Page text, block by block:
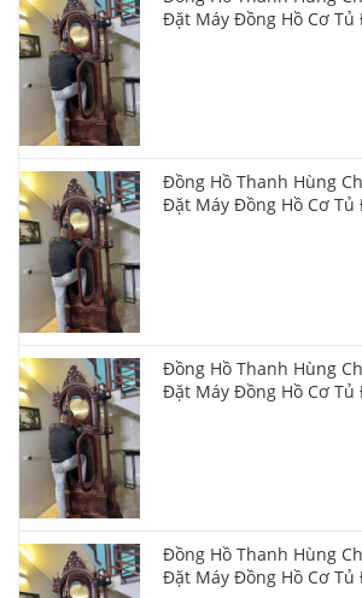
Đặt Máy Đồng Hồ Cơ Tủ
Đồng Hồ Thanh Hùng
Đặt Máy Đồng Hồ Cơ Tủ
Đồng Hồ Thanh Hùng
Đặt Máy Đồng Hồ Cơ Tủ
Đồng Hồ Thanh Hùng
Đặt Máy Đồng Hồ Cơ Tủ